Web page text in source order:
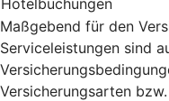
Maßgebend für den
Serviceleistungen sind
Versicherungsarten